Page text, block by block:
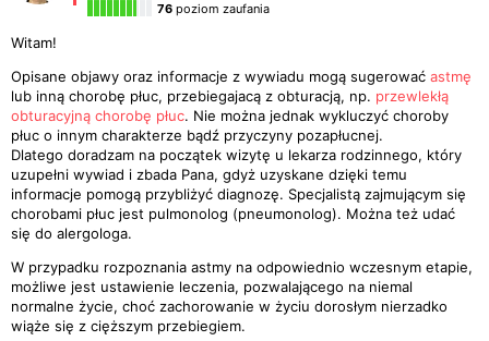
76 poziom zaufania
Witam!
Opisane objawy oraz informacje z wywiadu mogą sugerować astmę
lub inną chorobę płuc, przebiegajacą z obturacją, np. przewlekłą
obturacyjną chorobę płuc. Nie można jednak wykluczyć choroby
płuc o innym charakterze bądź przyczyny pozapłucnej.
Dlatego doradzam na początek wizytę u lekarza rodzinnego, który
uzupełni wywiad i zbada Pana, gdyż uzyskane dzięki temu
informacje pomogą przybliżyć diagnozę. Specjalistą zajmującym się
chorobami płuc jest pulmonolog (pneumonolog). Można też udać
się do alergologa.
W przypadku rozpoznania astmy na odpowiednio wczesnym etapie,
możliwe jest ustawienie leczenia, pozwalającego na niemal
normalne życie, choć zachorowanie w życiu dorosłym nierzadko
wiąże się z cięższym przebiegiem.